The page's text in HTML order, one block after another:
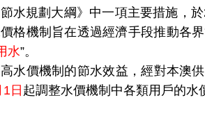
規劃大綱》中一項主要措施，於
格機制旨在透過經濟手段推動各
水”。
價機制的節水效益，經對本澳供
日 起調整水價機制中各類用戶的水